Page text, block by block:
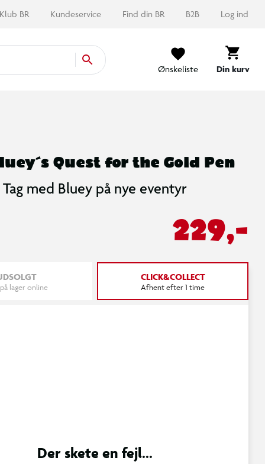
Klub BR Kundeservice Find din BR B2B Log ind
Ønskeliste Din kurv
Quest for the Gold Pen
Tag med Bluey på nye eventyr
229,-
lager online
CLICK&COLLECT
Afhent efter 1 time
Der skete en fejl...